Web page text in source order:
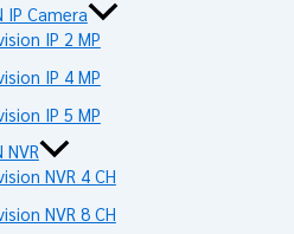
IP Camera
IP 2 MP
IP 4 MP
IP 5 MP
NVR
NVR 4 CH
NVR 8 CH